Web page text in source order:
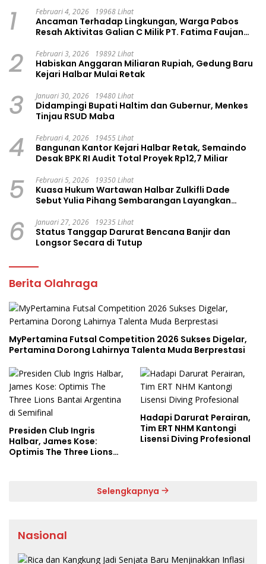
1 Februari 4, 2026 19968 Lihat
Ancaman Terhadap Lingkungan, Warga Pabos
Resah Aktivitas Galian C Milik PT. Fatima Faujan
2 Februari 3, 2026 19892 Lihat
Habiskan Anggaran Miliaran Rupiah, Gedung Baru
Kejari Halbar Mulai Retak
3 Januari 30, 2026 19480 Lihat
Didampingi Bupati Haltim dan Gubernur, Menkes
Tinjau RSUD Maba
4 Februari 4, 2026 19455 Lihat
Bangunan Kantor Kejari Halbar Retak, Semaindo
Desak BPK RI Audit Total Proyek Rp12,7 Miliar
5 Februari 5, 2026 19350 Lihat
Kuasa Hukum Wartawan Halbar Zulkifli Dade
Sebut Yulia Pihang Sembarangan Layangkan
6 Januari 27, 2026 19235 Lihat
Status Tanggap Darurat Bencana Banjir dan
Longsor Secara di Tutup
Berita Olahraga
MyPertamina Futsal Competition 2026 Sukses Digelar,
Pertamina Dorong Lahirnya Talenta Muda Berprestasi
Presiden Club Ingris
Halbar, James Kose:
Optimis The Three Lions
Hadapi Darurat Perairan,
Tim ERT NHM Kantongi
Lisensi Diving Profesional
Selengkapnya
Nasional